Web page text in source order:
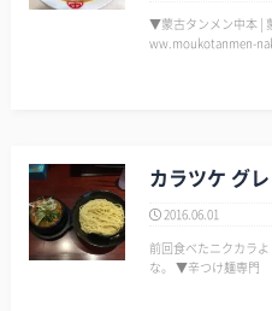
▼蒙古タンメン中本 |
ww.moukotanmen-nakamoto.com/ ▼蒙
カラツケ グ
2016.06.01
前回食べたニクカラ
な。 ▼辛つけ麺専門 カラツケグレ http://karagure.info/ ▼カラ